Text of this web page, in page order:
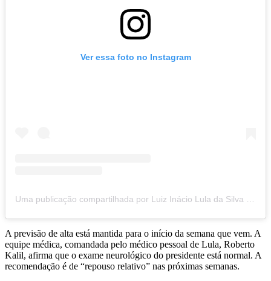
Ver essa foto no Instagram
A previsão de alta está mantida para o início da semana que vem. A
equipe médica, comandada pelo médico pessoal de Lula, Roberto
Kalil, afirma que o exame neurológico do presidente está normal. A
recomendação é de “repouso relativo” nas próximas semanas.